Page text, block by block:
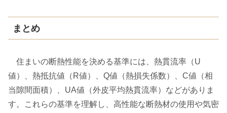
まとめ
住まいの断熱性能を決める基準には、熱貫流率（U
値）、熱抵抗値（R値）、Q値（熱損失係数）、C値（相
当隙間面積）、UA値（外皮平均熱貫流率）などがありま
す。これらの基準を理解し、高性能な断熱材の使用や気密